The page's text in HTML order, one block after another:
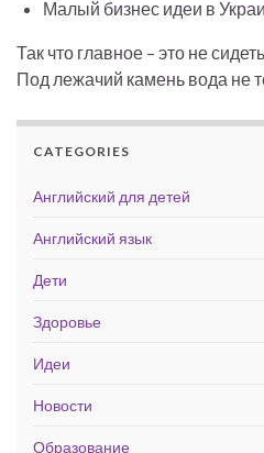
Малый бизнес идеи в
Так что главное – это не
Под лежачий камень вода не
CATEGORIES
Английский для детей
Английский язык
Дети
Здоровье
Идеи
Новости
Образование